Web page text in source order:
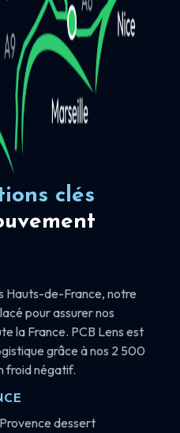
clés
Hauts-de-France, notre
pour assurer nos
la France. PCB Lens est
grâce à nos 2 500
froid négatif.
dessert